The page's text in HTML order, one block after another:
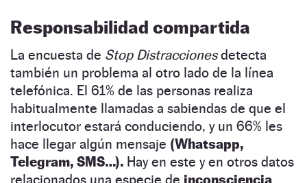
Responsabilidad compartida
La encuesta de Stop Distraccionesdetecta
también un problema al otro lado de la línea
telefónica. El 61% de las personas realiza
habitualmente llamadas a sabiendas de que el
interlocutor estará conduciendo, y un 66% les
hace llegar algún mensaje (Whatsapp,
Telegram, SMS…). Hay en este y en otros datos
relacionados una especie de inconsciencia